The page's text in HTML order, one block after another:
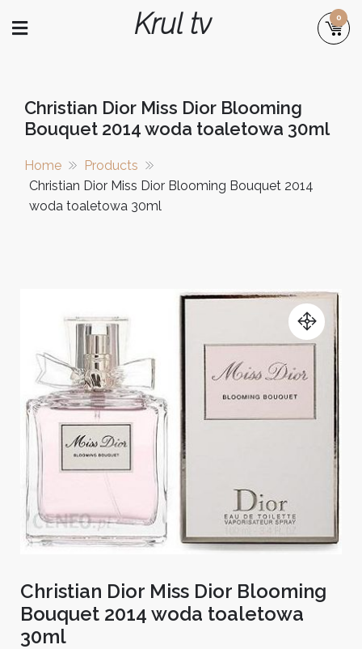
Krul tv 0
Christian Dior Miss Dior Blooming
Bouquet 2014 woda toaletowa 30ml
Home
Products
Christian Dior Miss Dior Blooming Bouquet 2014
woda toaletowa 30ml
Christian Dior Miss Dior Blooming
Bouquet 2014 woda toaletowa
30ml